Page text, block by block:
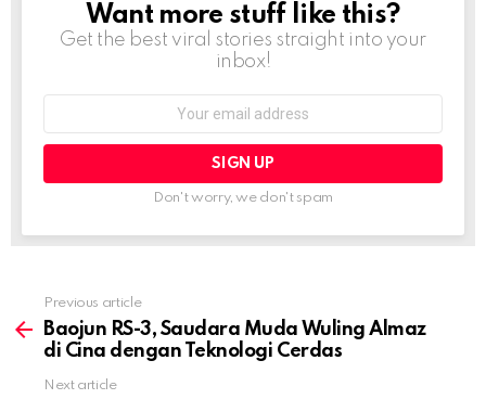
NEWSLETTER
Want more stuff like this?
Get the best viral stories straight into your
inbox!
Don't worry, we don't spam
more
Previous article
Baojun RS-3, Saudara Muda Wuling Almaz
di Cina dengan Teknologi Cerdas
Next article